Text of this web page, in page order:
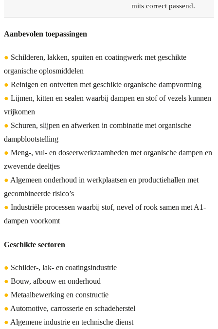
mits correct passend.
Aanbevolen toepassingen
● Schilderen, lakken, spuiten en coatingwerk met geschikte
organische oplosmiddelen
● Reinigen en ontvetten met geschikte organische dampvorming
● Lijmen, kitten en sealen waarbij dampen en stof of vezels kunnen
vrijkomen
● Schuren, slijpen en afwerken in combinatie met organische
dampblootstelling
● Meng-, vul- en doseerwerkzaamheden met organische dampen en
zwevende deeltjes
● Algemeen onderhoud in werkplaatsen en productiehallen met
gecombineerde risico’s
● Industriële processen waarbij stof, nevel of rook samen met A1-
dampen voorkomt
Geschikte sectoren
● Schilder-, lak- en coatingsindustrie
● Bouw, afbouw en onderhoud
● Metaalbewerking en constructie
● Automotive, carrosserie en schadeherstel
● Algemene industrie en technische dienst